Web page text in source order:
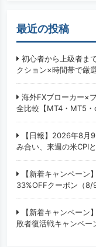
最近の投稿
初心者から上級者ま
クション×時間帯で厳選
海外FXブローカー×
全比較【MT4・MT5
【日報】2026年8月
み合い、来週の米CPI
【新着キャンペーン
33%OFFクーポン（8/9
【新着キャンペーン
敗者復活戦キャンペー